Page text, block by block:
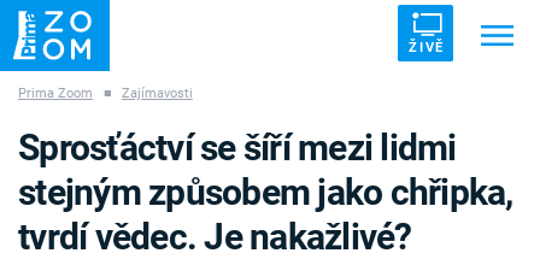
ŽIVĚ
ZÁHADY VETŘELCI DÁVNOVĚKU
Prima Zoom ■ Zajímavosti
Sprosťáctví se šíří mezi lidmi
stejným způsobem jako chřipka,
tvrdí vědec. Je nakažlivé?